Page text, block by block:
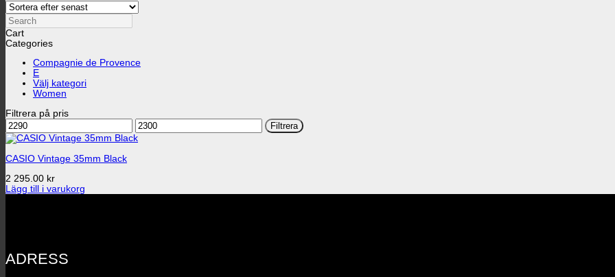
Search
Cart
Categories
Compagnie de Provence
E
Välj kategori
Women
Filtrera på pris
Min
pris
Max
pris
Filtrera
CASIO Vintage 35mm Black
2 295.00 kr
Lägg till i varukorg
ADRESS